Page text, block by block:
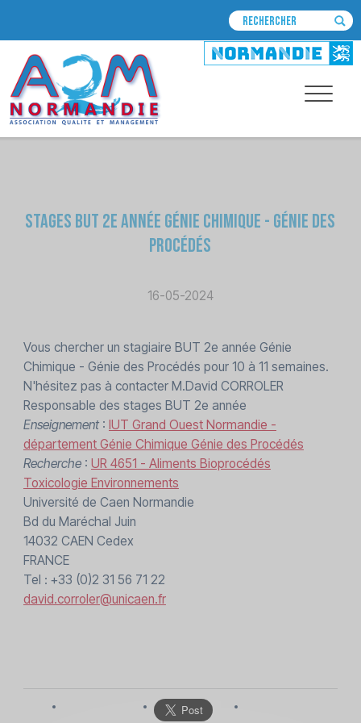
Stages BUT 2e année Génie Chimique - Génie des
Procédés
16-05-2024
Vous chercher un stagiaire BUT 2e année Génie
Chimique - Génie des Procédés pour 10 à 11 semaines.
N'hésitez pas à contacter M.David CORROLER
Responsable des stages BUT 2e année
Enseignement: IUT Grand Ouest Normandie -
département Génie Chimique Génie des Procédés
Recherche: UR 4651 - Aliments Bioprocédés
Toxicologie Environnements
Université de Caen Normandie
Bd du Maréchal Juin
14032 CAEN Cedex
FRANCE
Tel : +33 (0)2 31 56 71 22
david.corroler@unicaen.fr